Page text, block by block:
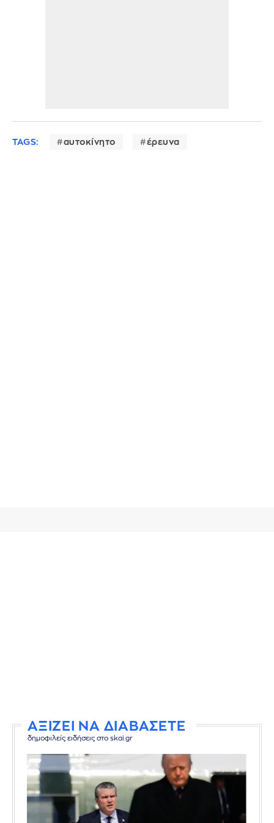
TAGS: αυτοκίνητο έρευνα
ΑΞΙΖΕΙ ΝΑ ΔΙΑΒΑΣΕΤΕ
δημοφιλείς ειδήσεις στο skai.gr